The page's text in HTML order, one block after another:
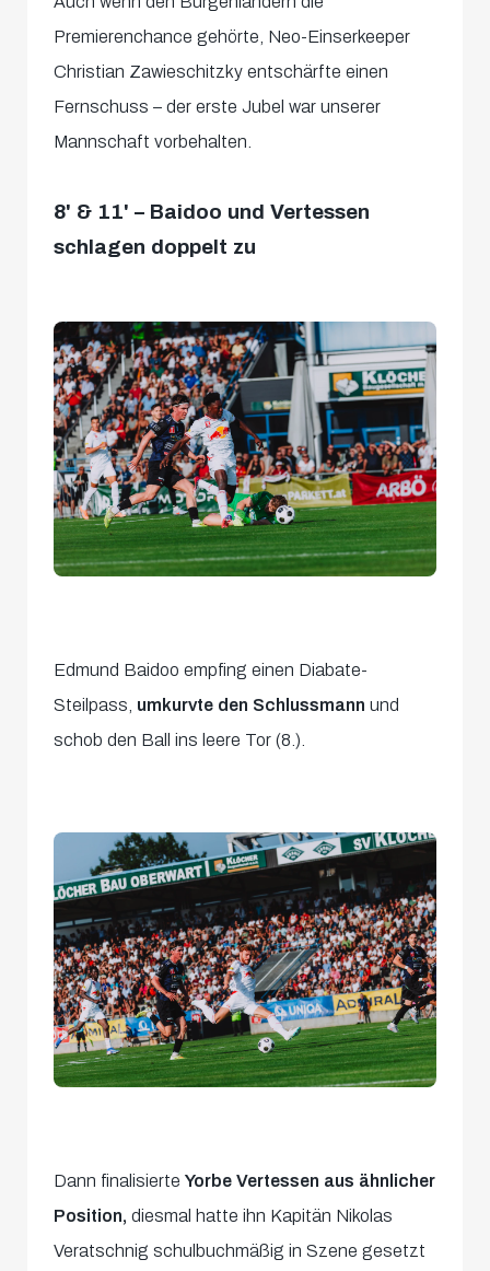
Premierenchance gehörte, Neo-Einserkeeper
Christian Zawieschitzky entschärfte einen
Fernschuss – der erste Jubel war unserer
Mannschaft vorbehalten.
8' & 11' – Baidoo und Vertessen
schlagen doppelt zu
Edmund Baidoo empfing einen Diabate-
Steilpass, umkurvte den Schlussmann und
schob den Ball ins leere Tor (8.).
Dann finalisierteYorbe Vertessen aus ähnlicher
Position,diesmal hatte ihn Kapitän Nikolas
Veratschnig schulbuchmäßig in Szene gesetzt